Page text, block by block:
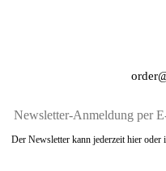
Der Newsletter kann jederzeit hier